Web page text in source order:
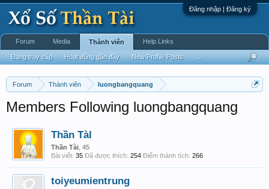
Đăng nhập | Đăng ký
Forum Thành viên luongbangquang
Members Following luongbangquang
Thần Tàl
Thần Tài , 45
Bài viết: 35 Đã được thích: 254 Điểm thành tích: 266
toiyeumientrung
Forum Media Thành viên
Đang truy cập Hoạt động gần đây New Profile Posts
Help Links